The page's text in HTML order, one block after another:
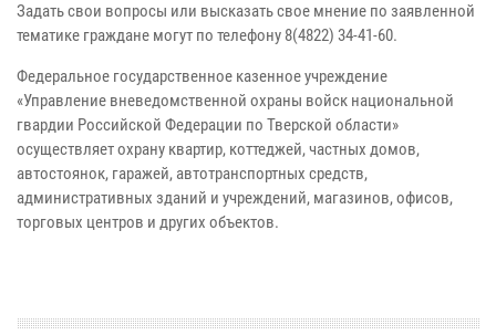
Задать свои вопросы или высказать свое мнение по заявленной
тематике граждане могут по телефону 8(4822) 34-41-60.
Федеральное государственное казенное учреждение
«Управление вневедомственной охраны войск национальной
гвардии Российской Федерации по Тверской области»
осуществляет охрану квартир, коттеджей, частных домов,
автостоянок, гаражей, автотранспортных средств,
административных зданий и учреждений, магазинов, офисов,
торговых центров и других объектов.